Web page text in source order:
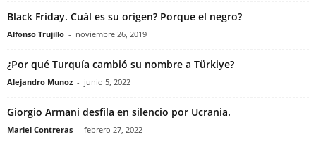
Black Friday. Cuál es su origen? Porque el negro?
Alfonso Trujillo - noviembre 26, 2019
¿Por qué Turquía cambió su nombre a Türkiye?
Alejandro Munoz - junio 5, 2022
Giorgio Armani desfila en silencio por Ucrania.
Mariel Contreras - febrero 27, 2022